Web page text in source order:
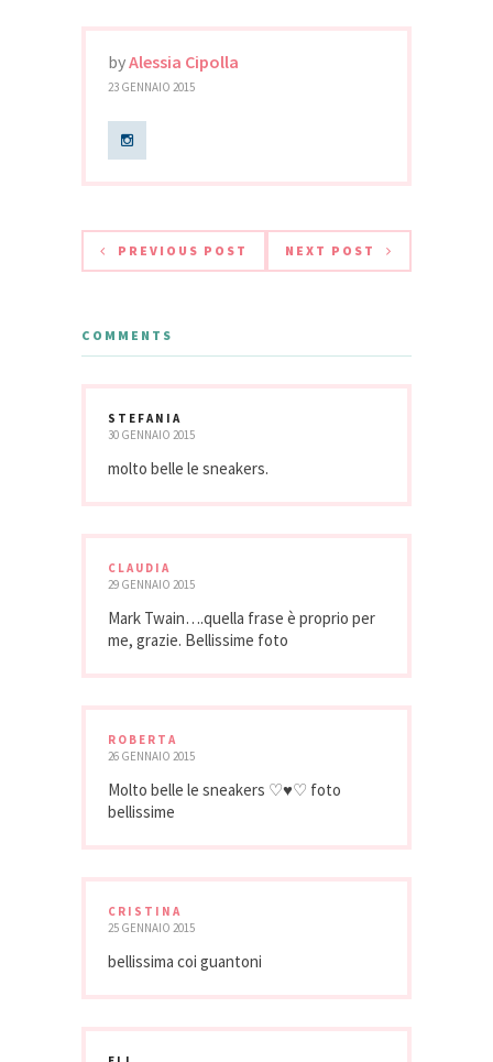
byAlessia Cipolla
23 GENNAIO 2015
PREVIOUS POST NEXT POST
COMMENTS
STEFANIA
30 GENNAIO 2015
molto belle le sneakers.
CLAUDIA
29 GENNAIO 2015
Mark Twain….quella frase è proprio per
me, grazie. Bellissime foto
ROBERTA
26 GENNAIO 2015
Molto belle le sneakers ♡♥♡ foto
bellissime
CRISTINA
25 GENNAIO 2015
bellissima coi guantoni